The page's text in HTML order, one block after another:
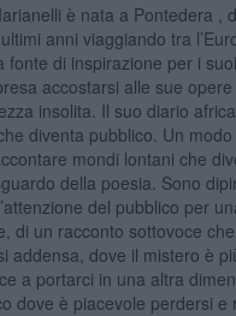
è nata a Pontedera ,
anni viaggiando tra
fonte di inspirazione per i
accostarsi alle sue
insolita. Il suo diario
diventa pubblico. Un
mondi lontani che
della poesia. Sono
del pubblico per
di un racconto sottovoce
addensa, dove il mistero è
a portarci in una altra
dove è piacevole perdersi e